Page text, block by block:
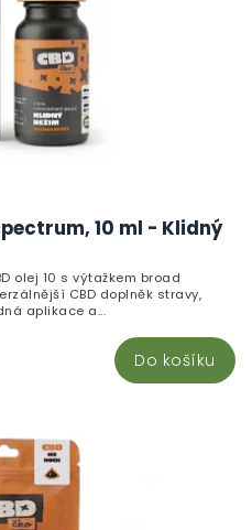
10 ml - Klidný
Do košíku
olej 10 s výtažkem broad
CBD doplněk stravy,
aplikace a...